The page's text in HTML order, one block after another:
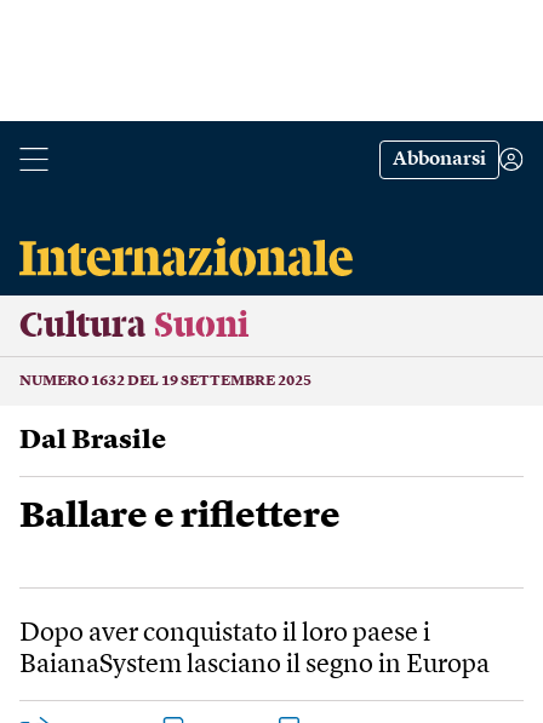
Abbonarsi
Cultura Suoni
NUMERO 1632 DEL 19 SETTEMBRE 2025
Dal Brasile
Ballare e riflettere
Dopo aver conquistato il loro paese i
BaianaSystem lasciano il segno in Europa